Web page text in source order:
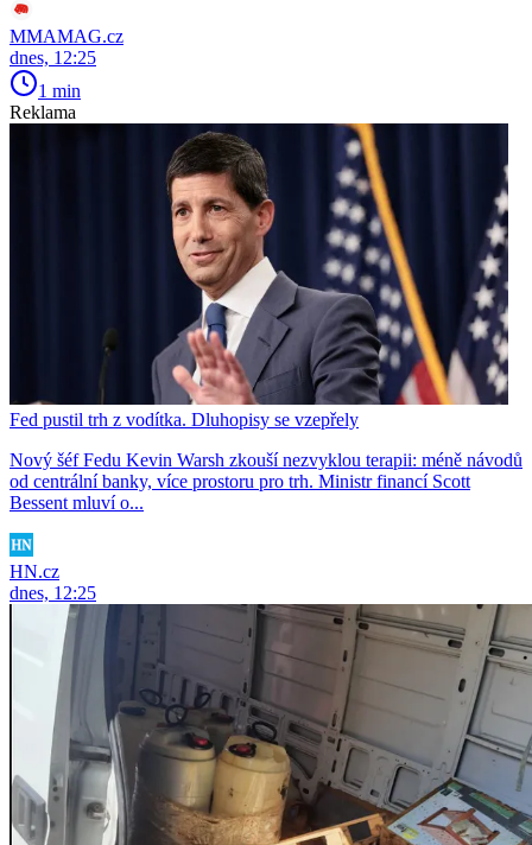
MMAMAG.cz
dnes, 12:25
1 min
Reklama
Fed pustil trh z vodítka. Dluhopisy se vzepřely
Nový šéf Fedu Kevin Warsh zkouší nezvyklou terapii: méně návodů
od centrální banky, více prostoru pro trh. Ministr financí Scott
Bessent mluví o...
HN.cz
dnes, 12:25